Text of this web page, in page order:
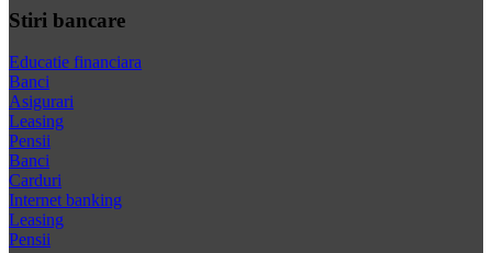
Stiri bancare
Educatie financiara
Banci
Asigurari
Leasing
Pensii
Banci
Carduri
Internet banking
Leasing
Pensii